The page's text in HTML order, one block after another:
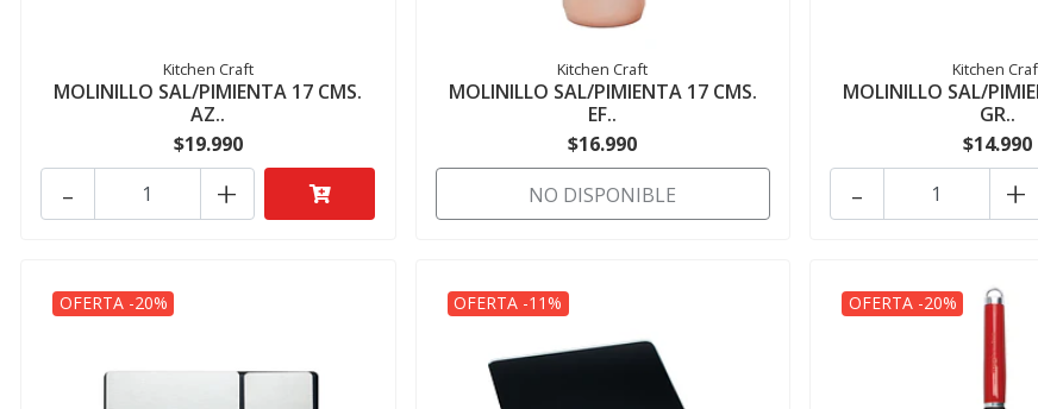
Kitchen Craft
MOLINILLO SAL/PIMIENTA 17 CMS.
AZ..
$19.990
+
-
Kitchen Craft
MOLINILLO SAL/PIMIENTA 17 CMS.
EF..
$16.990
NO DISPONIBLE
Kitchen
MOLINILLO SAL/
GR..
$14.990
+
-
OFERTA -20% OFERTA -11% OFERTA -20%